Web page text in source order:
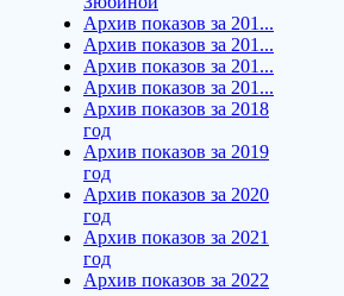
Архив показов за 201...
Архив показов за 201...
Архив показов за 201...
Архив показов за 201...
Архив показов за 2018
год
Архив показов за 2019
год
Архив показов за 2020
год
Архив показов за 2021
год
Архив показов за 2022